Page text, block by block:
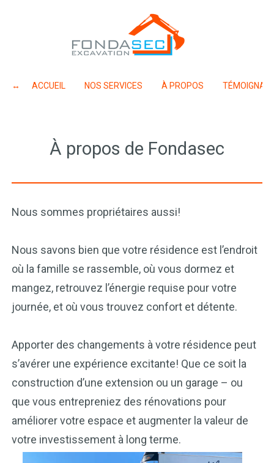
ACCUEIL NOS SERVICES À PROPOS
À propos de Fondasec
Nous sommes propriétaires aussi!
Nous savons bien que votre résidence est l’endroit
où la famille se rassemble, où vous dormez et
mangez, retrouvez l’énergie requise pour votre
journée, et où vous trouvez confort et détente.
Apporter des changements à votre résidence peut
s’avérer une expérience excitante! Que ce soit la
construction d’une extension ou un garage – ou
que vous entrepreniez des rénovations pour
améliorer votre espace et augmenter la valeur de
votre investissement à long terme.